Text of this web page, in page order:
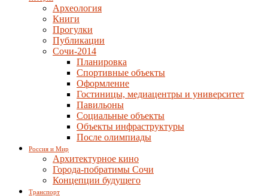
Археология
Книги
Прогулки
Публикации
Сочи-2014
Планировка
Спортивные объекты
Оформление
Гостиницы, медиацентры и университет
Павильоны
Социальные объекты
Объекты инфраструктуры
После олимпиады
Россия и Мир
Архитектурное кино
Города-побратимы Сочи
Концепции будущего
Транспорт